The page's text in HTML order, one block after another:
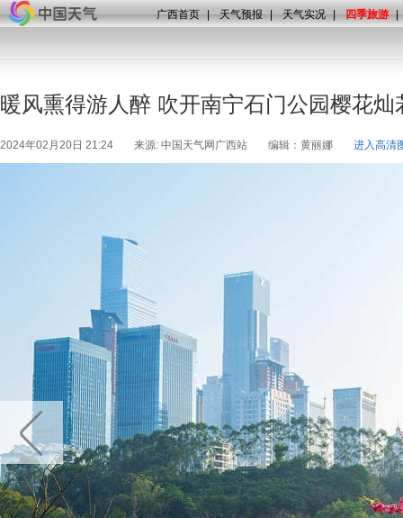
广西首页 | 天气预报 | 天气实况 | 四季旅游 |
暖风熏得游人醉 吹开南宁石门公园樱花灿
2024年02月20日 21:24 来源: 中国天气网广西站 编辑：黄丽娜 进入高清